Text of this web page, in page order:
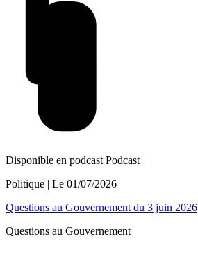
Disponible en podcast Podcast
Politique | Le 01/07/2026
Questions au Gouvernement du 3 juin 2026
Questions au Gouvernement